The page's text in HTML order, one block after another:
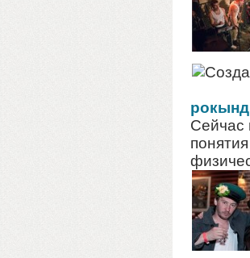
Сейчас